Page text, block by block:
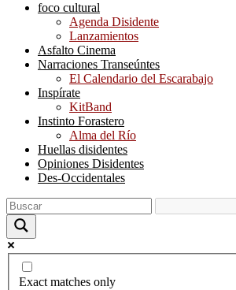
foco cultural
Agenda Disidente
Lanzamientos
Asfalto Cinema
Narraciones Transeúntes
El Calendario del Escarabajo
Inspírate
KitBand
Instinto Forastero
Alma del Río
Huellas disidentes
Opiniones Disidentes
Des-Occidentales
Exact matches only